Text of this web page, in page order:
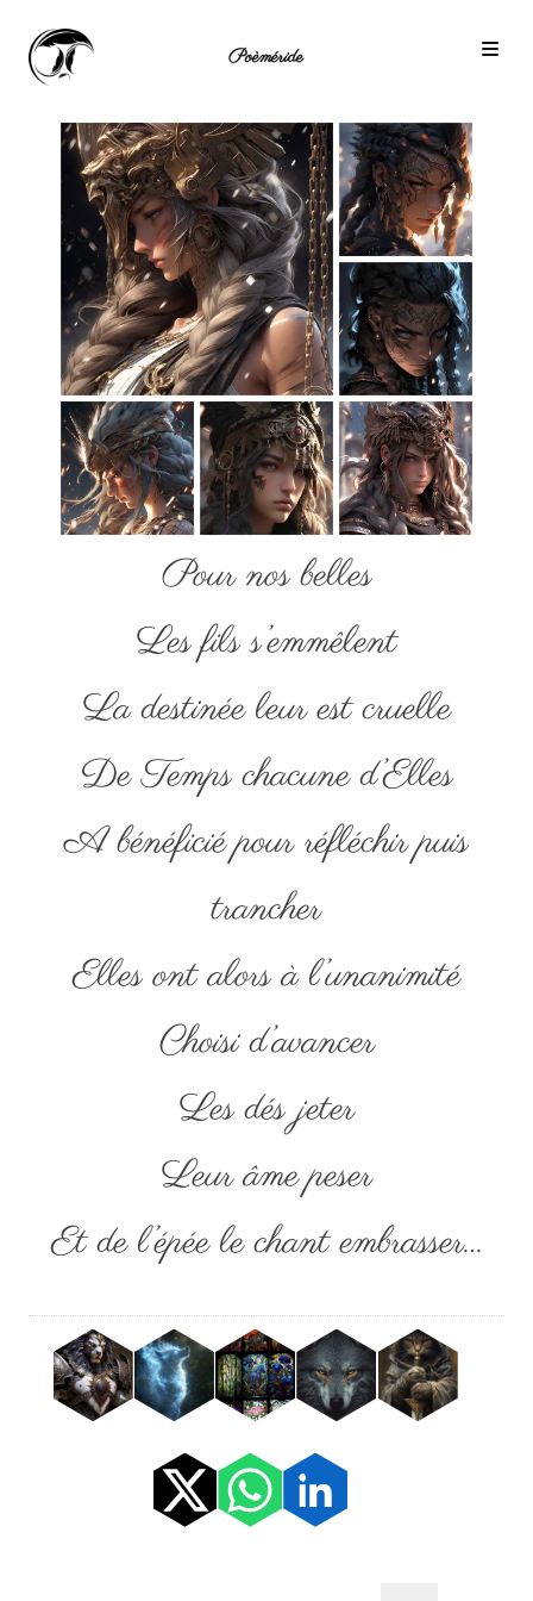
Poèméride
Pour nos belles
Les fils s’emmêlent
La destinée leur est cruelle
De Temps chacune d’Elles
A bénéficié pour réfléchir puis
trancher
Elles ont alors à l’unanimité
Choisi d’avancer
Les dés jeter
Leur âme peser
Et de l’épée le chant embrasser…